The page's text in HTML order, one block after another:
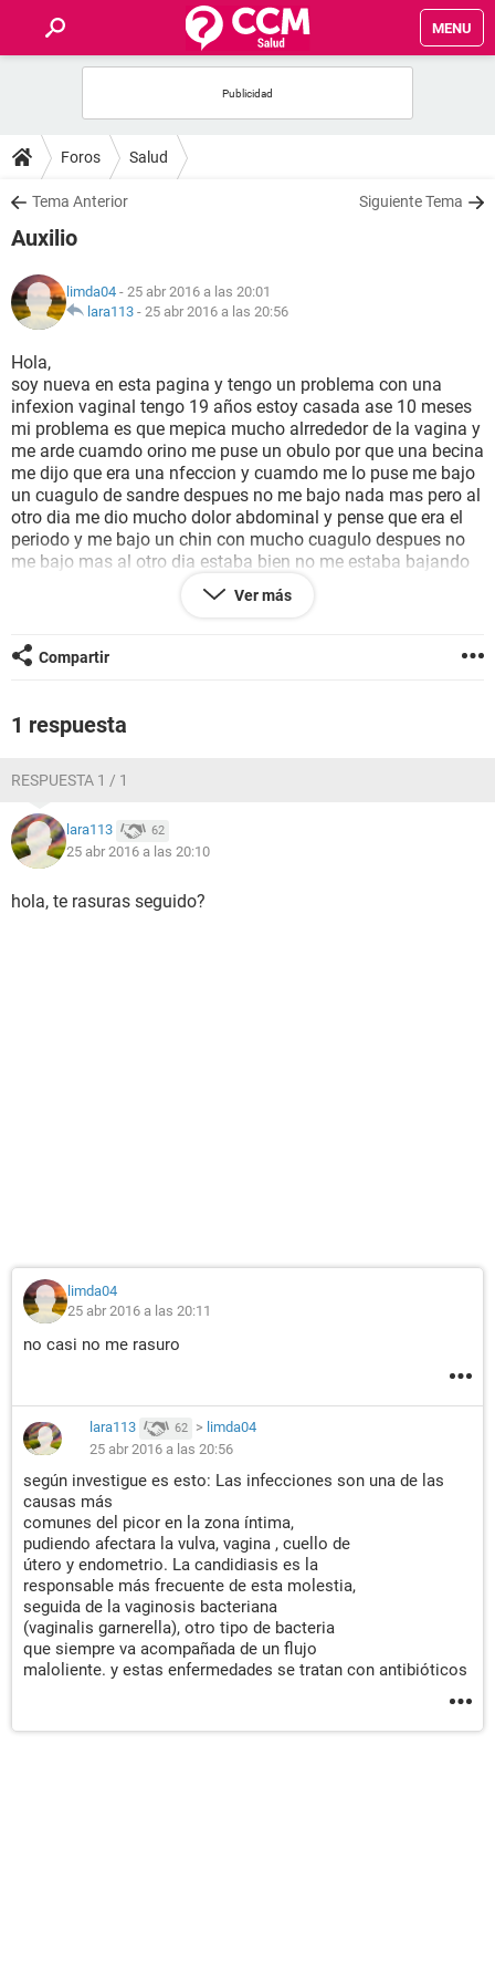
MENU
FOROS
SALUD
NUTRICIÓN
BIENESTAR
SEXUALIDAD
GLOSARIO
Foros Salud
Tema Anterior Siguiente Tema
Auxilio
limda04 - 25 abr 2016 a las 20:01
lara113 - 25 abr 2016 a las 20:56
Hola,
soy nueva en esta pagina y tengo un problema con una
infexion vaginal tengo 19 años estoy casada ase 10 meses
mi problema es que mepica mucho alrrededor de la vagina y
me arde cuamdo orino me puse un obulo por que una becina
me dijo que era una nfeccion y cuamdo me lo puse me bajo
un cuagulo de sandre despues no me bajo nada mas pero al
otro dia me dio mucho dolor abdominal y pense que era el
periodo y me bajo un chin con mucho cuagulo despues no
me bajo mas al otro dia estaba bien no me estaba bajando
ya pero me dolia mucho el abdomen luego en la noche me
bajo otro poquito pero con cuagulo de nuevo asi tengo 4
poco inchados y muy rojos puede ser de la infeccion ya era
tiempo de que me bajara el periodo pero nunca me abia
envarazada tambien estoy mariada y con nauseas
Ver más
Compartir
1 respuesta
RESPUESTA 1 / 1
lara113 62
25 abr 2016 a las 20:10
hola, te rasuras seguido?
limda04
25 abr 2016 a las 20:11
no casi no me rasuro
lara113 62 > limda04
25 abr 2016 a las 20:56
según investigue es esto: Las infecciones son una de las
causas más
comunes del picor en la zona íntima,
pudiendo afectara la vulva, vagina , cuello de
útero y endometrio. La candidiasis es la
responsable más frecuente de esta molestia,
seguida de la vaginosis bacteriana
(vaginalis garnerella), otro tipo de bacteria
que siempre va acompañada de un flujo
maloliente. y estas enfermedades se tratan con antibióticos